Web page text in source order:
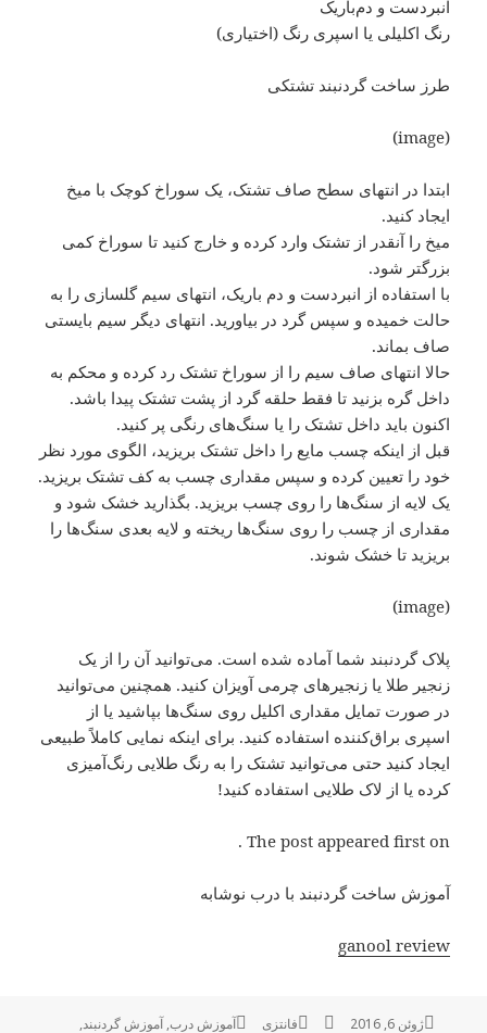
انبردست و دم‌باریک
رنگ اکلیلی یا اسپری رنگ (اختیاری)
طرز ساخت گردنبند تشتکی
(image)
ابتدا در انتهای سطح صاف تشتک، یک سوراخ کوچک با میخ
ایجاد کنید.
میخ را آنقدر از تشتک وارد کرده و خارج کنید تا سوراخ کمی
بزرگتر شود.
با استفاده از انبردست و دم باریک، انتهای سیم گلسازی را به
حالت خمیده و سپس گرد در بیاورید. انتهای دیگر سیم بایستی
صاف بماند.
حالا انتهای صاف سیم را از سوراخ تشتک رد کرده و محکم به
داخل گره بزنید تا فقط حلقه گرد از پشت تشتک پیدا باشد.
اکنون باید داخل تشتک را یا سنگ‌های رنگی پر کنید.
قبل از اینکه چسب مایع را داخل تشتک بریزید، الگوی مورد نظر
خود را تعیین کرده و سپس مقداری چسب به کف تشتک بریزید.
یک لایه از سنگ‌ها را روی چسب بریزید. بگذارید خشک شود و
مقداری از چسب را روی سنگ‌ها ریخته و لایه بعدی سنگ‌ها را
بریزید تا خشک شوند.
(image)
پلاک گردنبند شما آماده شده است. می‌توانید آن را از یک
زنجیر طلا یا زنجیرهای چرمی آویزان کنید. همچنین می‌توانید
در صورت تمایل مقداری اکلیل روی سنگ‌ها بپاشید یا از
اسپری براق‌کننده استفاده کنید. برای اینکه نمایی کاملاً طبیعی
ایجاد کنید حتی می‌توانید تشتک را به رنگ طلایی رنگ‌آمیزی
کرده یا از لاک طلایی استفاده کنید!
The post appeared first on .
آموزش ساخت گردنبند با درب نوشابه
ganool review
ارسال
ژوئن 6, 2016 نویسندهدسته‌ها
فانتزی برچسب‌ها
آموزش درب,آموزش گردنبند,